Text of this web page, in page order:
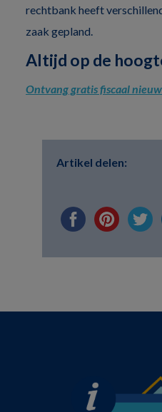
rechtbank heeft
zaak gepland.
Altijd op de
Ontvang gratis fiscaal
Artikel delen: